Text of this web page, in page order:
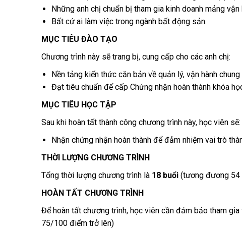
Những anh chị chuẩn bị tham gia kinh doanh mảng
Bất cứ ai làm việc trong ngành bất động sản.
MỤC TIÊU ĐÀO TẠO
Chương trình này sẽ trang bị, cung cấp cho các anh chị:
Nền tảng kiến thức căn bản về quản lý, vận hành
Đạt tiêu chuẩn để cấp Chứng nhận hoàn thành khóa
MỤC TIÊU HỌC TẬP
Sau khi hoàn tất thành công chương trình này, học viên sẽ:
Nhận chứng nhận hoàn thành để đảm nhiệm vai trò
THỜI LƯỢNG CHƯƠNG TRÌNH
Tổng thời lượng chương trình là 18 buổi (tương đương 54
HOÀN TẤT CHƯƠNG TRÌNH
Để hoàn tất chương trình, học viên cần đảm bảo tham
75/100 điểm trở lên)